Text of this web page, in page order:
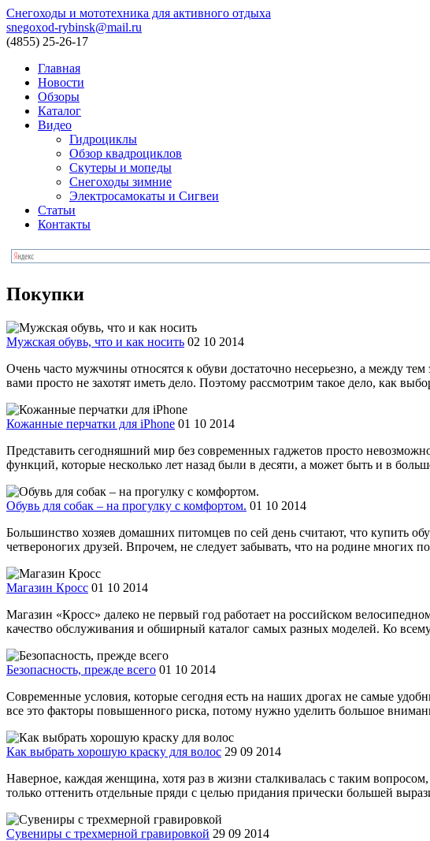
Снегоходы и мототехника для активного отдыха
snegoxod-rybinsk@mail.ru
(4855) 25-26-17
Главная
Новости
Обзоры
Каталог
Видео
Гидроциклы
Обзор квадроциклов
Скутеры и мопеды
Снегоходы зимние
Электросамокаты и Сигвеи
Статьи
Контакты
Покупки
Мужская обувь, что и как носить 02 10 2014
Очень часто мужчины относятся к обуви достаточно несерьезно, а между
вами просто не захотят иметь дело. Поэтому рассмотрим такое дело, как
Кожанные перчатки для iPhone 01 10 2014
Представить сегодняшний мир без современных гаджетов просто
функций, которые несколько лет назад были в десяти, а может быть и в
Обувь для собак – на прогулку с комфортом. 01 10 2014
Большинство хозяев домашних питомцев по сей день считают, что купить
четвероногих друзей. Впрочем, не следует забывать, что на родине многих
Магазин Кросс 01 10 2014
Магазин «Кросс» далеко не первый год работает на российском
качество обслуживания и обширный каталог самых разных моделей. Ко
Безопасность, прежде всего 01 10 2014
Современные условия, которые сегодня есть на наших дрогах не самые
все это факторы повышенного риска, потому нужно уделить большое
Как выбрать хорошую краску для волос 29 09 2014
Наверное, каждая женщина, хотя раз в жизни сталкивалась с таким
только оттенить отдельные пряди с целью придания прически большей
Сувениры с трехмерной гравировкой 29 09 2014